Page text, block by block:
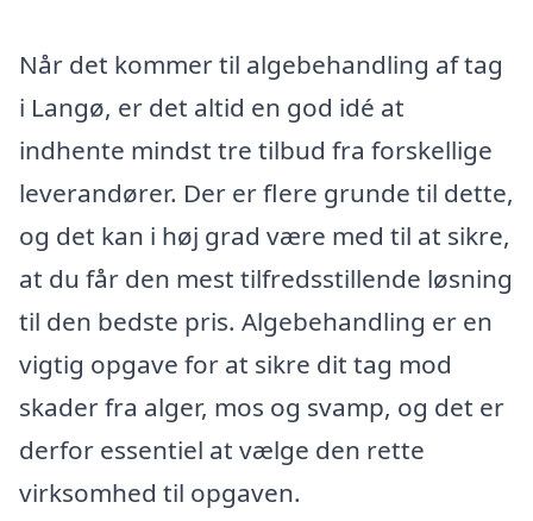
Når det kommer til algebehandling af tag
i Langø, er det altid en god idé at
indhente mindst tre tilbud fra forskellige
leverandører. Der er flere grunde til dette,
og det kan i høj grad være med til at sikre,
at du får den mest tilfredsstillende løsning
til den bedste pris. Algebehandling er en
vigtig opgave for at sikre dit tag mod
skader fra alger, mos og svamp, og det er
derfor essentiel at vælge den rette
virksomhed til opgaven.